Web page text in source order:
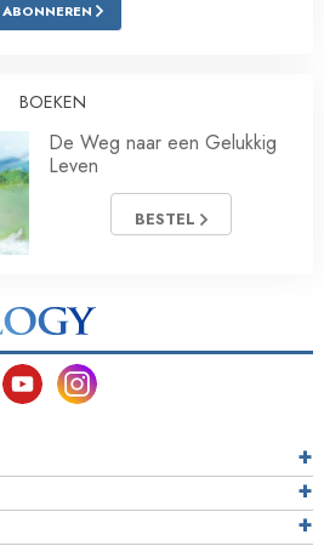
ABONNEREN
BOEKEN
De Weg naar een Gelukkig
Leven
BESTEL